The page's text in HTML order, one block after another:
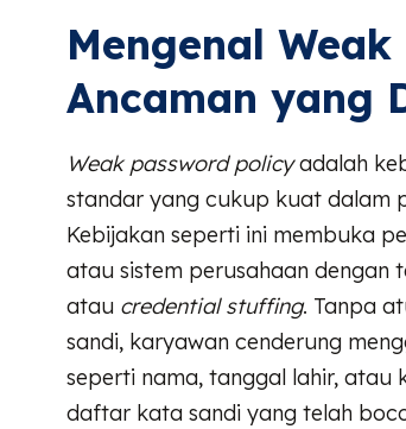
Mengenal
Ancaman yang
Weak password policyadalah
standar yang cukup kuat dalam
Kebijakan seperti ini membuka
atau sistem perusahaan dengan
atau credential stuffing. Tanpa
sandi, karyawan cenderung
seperti nama, tanggal lahir, atau
daftar kata sandi yang telah